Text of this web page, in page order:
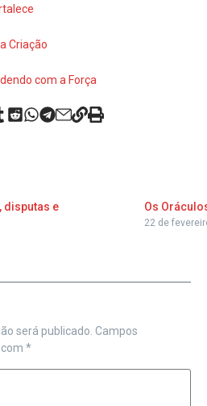
Criação
com a Força
disputas e
Os
22 de
será publicado. Campos
*